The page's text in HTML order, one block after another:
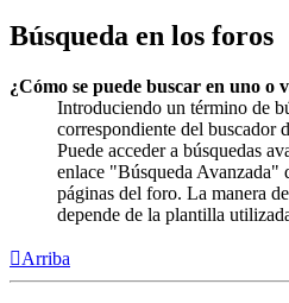
Búsqueda en los foros
¿Cómo se puede buscar en uno o
Introduciendo un término de
correspondiente del buscador
Puede acceder a búsquedas
enlace "Búsqueda Avanzada"
páginas del foro. La manera
depende de la plantilla
Arriba